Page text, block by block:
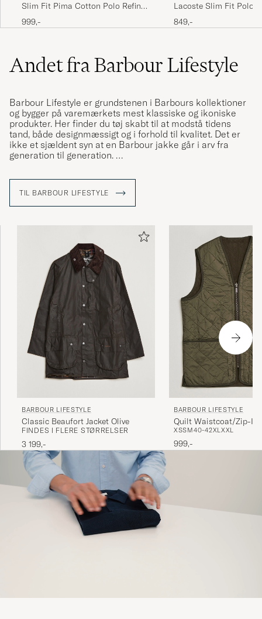
Slim Fit Pima Cotton Polo Refined
Navy
999,-
Lacoste Slim Fit Polo
Blue
849,-
Andet fra Barbour Lifestyle
Barbour Lifestyle er grundstenen i Barbours kollektioner
og bygger på varemærkets mest klassiske og ikoniske
produkter. Her finder du tøj skabt til at modstå tidens
tand, både designmæssigt og i forhold til kvalitet. Det er
ikke et sjældent syn at en Barbour jakke går i arv fra
generation til generation.
I kollektionen finder du blandt andet Barbours klassiske
passer ind, uanset hvor du er eller hvad du laver, om du er
på jagt eller ude og gå en tur i storbyen.
Læs mere om Barbour i vores reportage fra deres fabrik i
TIL BARBOUR LIFESTYLE
BARBOUR LIFESTYLE
Classic Beaufort Jacket Olive
FINDES I FLERE STØRRELSER
3 199,-
BARBOUR LIFESTYLE
Quilt Waistcoat/Zip-In
XSSM40-42XLXXL
999,-